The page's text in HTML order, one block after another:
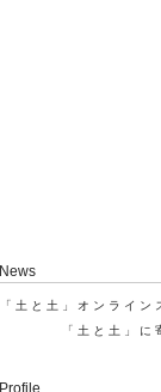
News
「土と土」オンライン
「土と土」に
Profile